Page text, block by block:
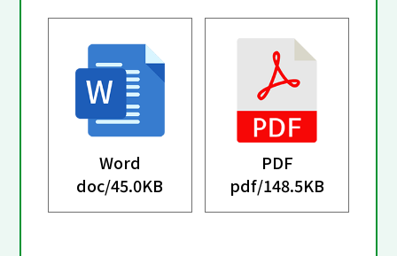
Word
doc/45.0KB
PDF
pdf/148.5KB